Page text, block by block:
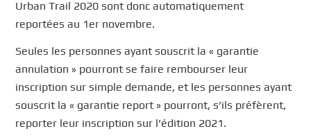
Urban Trail 2020 sont donc automatiquement
reportées au 1er novembre.
Seules les personnes ayant souscrit la « garantie
annulation » pourront se faire rembourser leur
inscription sur simple demande, et les personnes ayant
souscrit la « garantie report » pourront, s’ils préfèrent,
reporter leur inscription sur l’édition 2021.